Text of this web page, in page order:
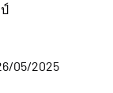
05/2025